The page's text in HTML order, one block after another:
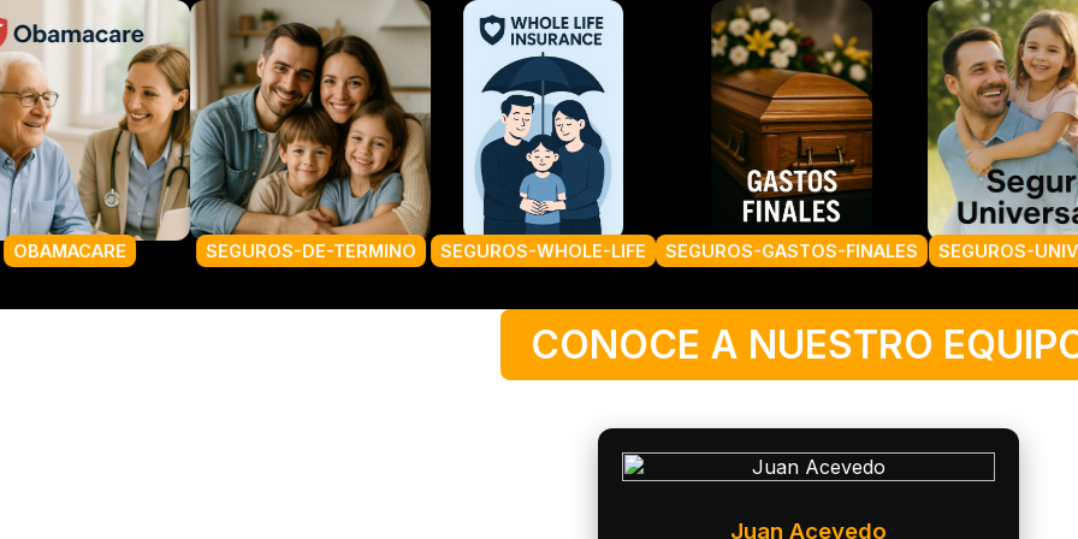
SEGUROS-DE-TERMINO SEGUROS-WHOLE-LIFE SEGUROS-GASTOS-FINALES SEGUROS-UNIVERSALES
CONOCE A NUESTRO
Juan Acevedo